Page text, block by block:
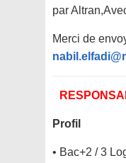
par
Merci de
Profil
• Bac+2 / 3